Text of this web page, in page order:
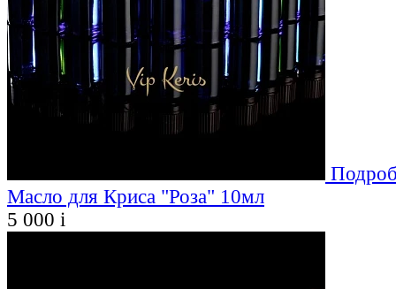
Масло для Криса "Роза" 10мл
5 000 i